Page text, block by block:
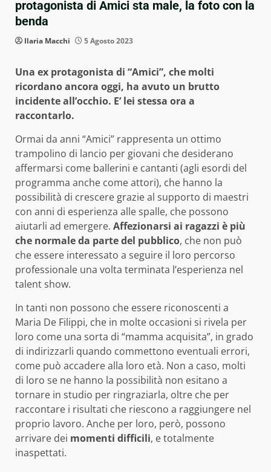
protagonista di Amici sta male, la foto con la
benda
Ilaria Macchi 5 Agosto 2023
Una ex protagonista di “Amici”, che molti
ricordano ancora oggi, ha avuto un brutto
incidente all’occhio. E’ lei stessa ora a
raccontarlo.
Ormai da anni “Amici” rappresenta un ottimo
trampolino di lancio per giovani che desiderano
affermarsi come ballerini e cantanti (agli esordi del
programma anche come attori), che hanno la
possibilità di crescere grazie al supporto di maestri
con anni di esperienza alle spalle, che possono
aiutarli ad emergere. Affezionarsi ai ragazzi è più
che normale da parte del pubblico, che non può
che essere interessato a seguire il loro percorso
professionale una volta terminata l’esperienza nel
talent show.
In tanti non possono che essere riconoscenti a
Maria De Filippi, che in molte occasioni si rivela per
loro come una sorta di “mamma acquisita”, in grado
di indirizzarli quando commettono eventuali errori,
come può accadere alla loro età. Non a caso, molti
di loro se ne hanno la possibilità non esitano a
tornare in studio per ringraziarla, oltre che per
raccontare i risultati che riescono a raggiungere nel
proprio lavoro. Anche per loro, però, possono
arrivare dei momenti difficili, e totalmente
inaspettati.